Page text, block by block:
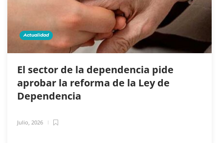
Actualidad
El sector de la dependencia pide
aprobar la reforma de la Ley de
Dependencia
Julio, 2026